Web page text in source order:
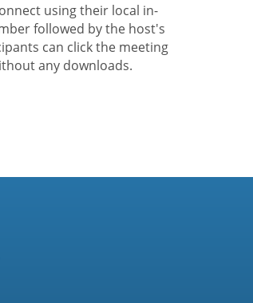
using their local in-
followed by the host's
can click the meeting
any downloads.